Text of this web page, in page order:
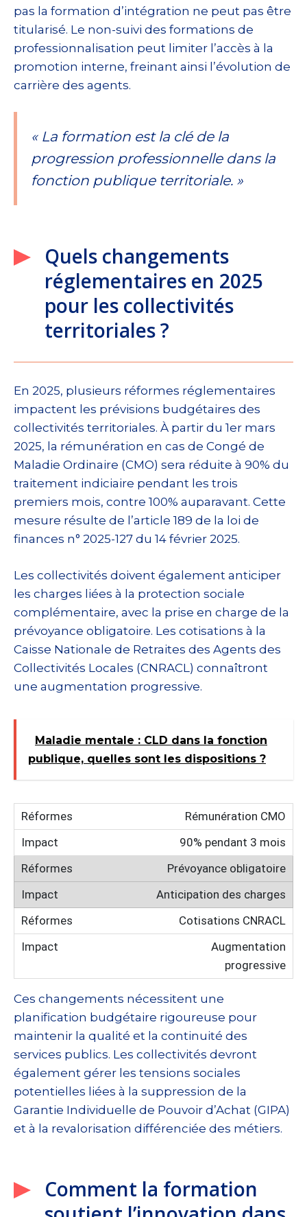
pas la formation d’intégration ne peut pas être
titularisé. Le non-suivi des formations de
professionnalisation peut limiter l’accès à la
promotion interne, freinant ainsi l’évolution de
carrière des agents.
« La formation est la clé de la
progression professionnelle dans la
fonction publique territoriale. »
Quels changements
réglementaires en 2025
pour les collectivités
territoriales ?
En 2025, plusieurs réformes réglementaires
impactent les prévisions budgétaires des
collectivités territoriales. À partir du 1er mars
2025, la rémunération en cas de Congé de
Maladie Ordinaire (CMO) sera réduite à 90% du
traitement indiciaire pendant les trois
premiers mois, contre 100% auparavant. Cette
mesure résulte de l’article 189 de la loi de
finances n° 2025-127 du 14 février 2025.
Les collectivités doivent également anticiper
les charges liées à la protection sociale
complémentaire, avec la prise en charge de la
prévoyance obligatoire. Les cotisations à la
Caisse Nationale de Retraites des Agents des
Collectivités Locales (CNRACL) connaîtront
une augmentation progressive.
Maladie mentale : CLD dans la fonction
publique, quelles sont les dispositions ?
Rémunération CMO
90% pendant 3 mois
Prévoyance obligatoire
Anticipation des charges
Cotisations CNRACL
Augmentation
progressive
Ces changements nécessitent une
planification budgétaire rigoureuse pour
maintenir la qualité et la continuité des
services publics. Les collectivités devront
également gérer les tensions sociales
potentielles liées à la suppression de la
Garantie Individuelle de Pouvoir d’Achat (GIPA)
et à la revalorisation différenciée des métiers.
Comment la formation